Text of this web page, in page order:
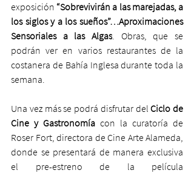
exposición “Sobrevivirán a las marejadas, a
los siglos y a los sueños”…Aproximaciones
Sensoriales a las Algas. Obras, que se
podrán ver en varios restaurantes de la
costanera de Bahía Inglesa durante toda la
semana.
Una vez más se podrá disfrutar del Ciclo de
Cine y Gastronomía con la curatoría de
Roser Fort, directora de Cine Arte Alameda,
donde se presentará de manera exclusiva
el pre-estreno
de la película